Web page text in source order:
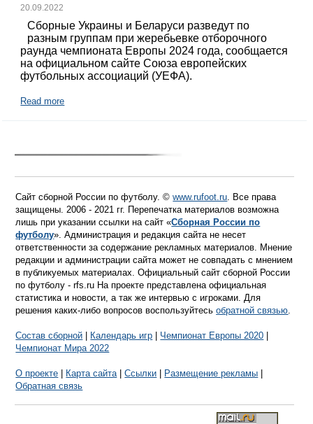
20.09.2022
Сборные Украины и Беларуси разведут по
разным группам при жеребьевке отборочного
раунда чемпионата Европы 2024 года, сообщается
на официальном сайте Союза европейских
футбольных ассоциаций (УЕФА).
Read more
Сайт сборной России по футболу. ©www.rufoot.ru. Все права
защищены. 2006 - 2021 гг. Перепечатка материалов возможна
лишь при указании ссылки на сайт «Сборная России по
футболу». Администрация и редакция сайта не несет
ответственности за содержание рекламных материалов. Мнение
редакции и администрации сайта может не совпадать с мнением
в публикуемых материалах. Официальный сайт сборной России
по футболу - rfs.ru На проекте представлена официальная
статистика и новости, а так же интервью с игроками. Для
решения каких-либо вопросов воспользуйтесьобратной связью.
Состав сборной Календарь игр Чемпионат Европы 2020
Чемпионат Мира 2022
О проекте Карта сайта|Ссылки Размещение рекламы
Обратная связь